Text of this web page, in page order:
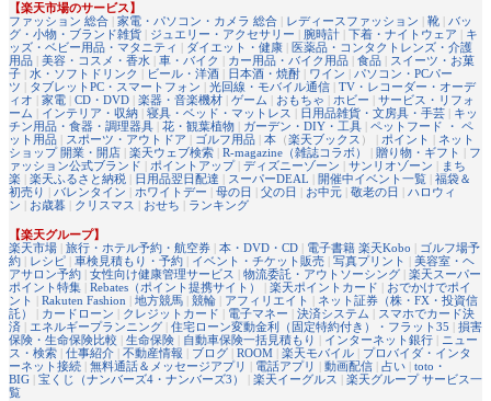
【楽天市場のサービス】
ファッション 総合
家電・パソコン・カメラ 総合 レディースファッション 靴
バッ
グ・小物・ブランド雑貨
ジュエリー・アクセサリー 腕時計 下着・ナイトウェア
キ
ッズ・ベビー用品・マタニティ
ダイエット・健康
医薬品・コンタクトレンズ・介護
用品
美容・コスメ・香水 車・バイク カー用品・バイク用品 食品
スイーツ・お菓
子
水・ソフトドリンク ビール・洋酒 日本酒・焼酎 ワイン
パソコン・PCパー
ツ
タブレットPC・スマートフォン 光回線・モバイル通信
TV・レコーダー・オーデ
ィオ
家電 CD・DVD 楽器・音楽機材 ゲーム おもちゃ ホビー
サービス・リフォ
ーム
インテリア・収納 寝具・ベッド・マットレス 日用品雑貨・文房具・手芸
キッ
チン用品・食器・調理器具
花・観葉植物 ガーデン・DIY・工具
ペットフード ・ ペ
ット用品
スポーツ・アウトドア ゴルフ用品 本 （楽天ブックス ） | ポイント
ネット
ショップ 開業・開店
楽天ウェブ検索 R-magazine（雑誌コラボ） 贈り物・ギフト
フ
ァッション公式ブランド
ポイントアップ ディズニーゾーン サンリオゾーン
まち
楽
楽天ふるさと納税 日用品翌日配達 スーパーDEAL 開催中イベント一覧
福袋＆
初売り
バレンタイン ホワイトデー 母の日 父の日 お中元 敬老の日
ハロウィ
ン
お歳暮 クリスマス おせち ランキング
【楽天グループ】
楽天市場
旅行・ホテル予約・航空券 本・DVD・CD 電子書籍 楽天Kobo
ゴルフ場予
約
レシピ 車検見積もり・予約 イベント・チケット販売 写真プリント
美容室・ヘ
アサロン予約
女性向け健康管理サービス 物流委託・アウトソーシング
楽天スーパー
ポイント特集
Rebates（ポイント提携サイト） 楽天ポイントカード
おでかけでポイ
ント
Rakuten Fashion 地方競馬 競輪 アフィリエイト
ネット証券（株・FX・投資信
託）
カードローン クレジットカード 電子マネー 決済システム
スマホでカード決
済
エネルギープランニング 住宅ローン変動金利（固定特約付き）・フラット35
損害
保険・生命保険比較
生命保険 自動車保険一括見積もり インターネット銀行
ニュー
ス・検索
仕事紹介 不動産情報 ブログ ROOM 楽天モバイル
プロバイダ・インタ
ーネット接続
無料通話＆メッセージアプリ 電話アプリ 動画配信 占い
toto・
BIG
宝くじ（ナンバーズ4・ナンバーズ3） 楽天イーグルス
楽天グループ サービス一
覧